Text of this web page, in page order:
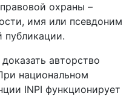
охраны –
имя или псевдоним
публикации.
авторство
национальном
INPI функционирует